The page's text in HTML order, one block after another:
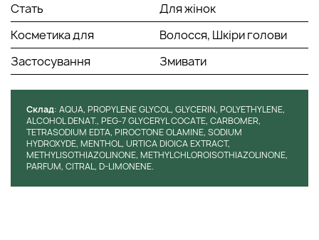
Стать
Для жінок
Косметика для
Волосся, Шкіри голови
Застосування
Змивати
Cклад: AQUA, PROPYLENE GLYCOL, GLYCERIN, POLYETHYLENE,
ALCOHOL DENAT., PEG-7 GLYCERYL COCATE, CARBOMER,
TETRASODIUM EDTA, PIROCTONE OLAMINE, SODIUM
HYDROXYDE, MENTHOL, URTICA DIOICA EXTRACT,
METHYLISOTHIAZOLINONE, METHYLCHLOROISOTHIAZOLINONE,
PARFUM, CITRAL, D-LIMONENE.